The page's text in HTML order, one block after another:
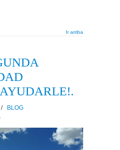
Ir arriba
AYUDARLE!.
/
BLOG